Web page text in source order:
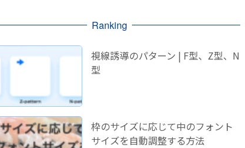
Ranking
視線誘導のパターン | F型、Z型、N
型
枠のサイズに応じて中のフォント
サイズを自動調整する方法